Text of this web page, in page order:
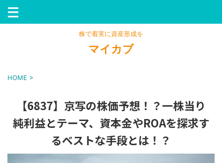
株で着実に資産形成を
マイカブ
HOME >
【6837】京写の株価予想！？一株当り
純利益とテーマ、資本金やROAを探求す
るベストな手段とは！？